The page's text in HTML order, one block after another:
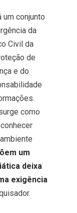
um conjunto
da
Civil da
de
e do
como
um
deixa
exigência